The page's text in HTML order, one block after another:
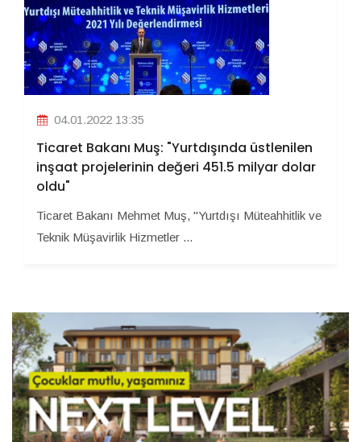
04.01.2022 13:35
Ticaret Bakanı Muş: "Yurtdışında üstlenilen
inşaat projelerinin değeri 451.5 milyar dolar
oldu"
Ticaret Bakanı Mehmet Muş, "Yurtdışı Müteahhitlik ve
Teknik Müşavirlik Hizmetler ...